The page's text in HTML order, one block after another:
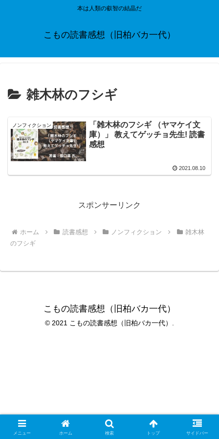
本は人類の叡智の結晶だ
こもの読書感想（旧柏バカ一代）
雑木林のフシギ
ノンフィクション
「雑木林のフシギ （ヤマケイ文
庫）」 教えてゲッチョ先生! 読書
感想
2021.08.10
スポンサーリンク
ホーム 読書感想 ノンフィクション
雑木林
のフシギ
こもの読書感想（旧柏バカ一代）
© 2021 こもの読書感想（旧柏バカ一代）.
メニュー ホーム 検索 トップ サイドバー